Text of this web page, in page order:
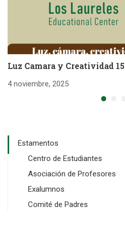
Luz Camara y Creatividad 15
4 noviembre, 2025
Estamentos
Centro de Estudiantes
Asociación de Profesores
Exalumnos
Comité de Padres